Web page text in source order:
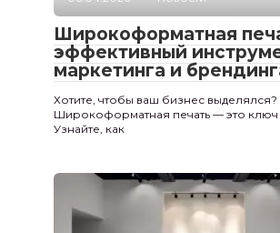
Широкоформатная
эффективный
маркетинга и
Хотите, чтобы ваш бизнес выделялся?
Широкоформатная печать — это ключ
Узнайте, как